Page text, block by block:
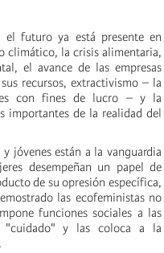
el futuro ya está presente en
climático, la crisis alimentaria,
el avance de las empresas
recursos, extractivismo – la
con fines de lucro – y la
importantes de la realidad del
jóvenes están a la vanguardia
desempeñan un papel de
de su opresión específica,
las ecofeministas no
funciones sociales a las
"cuidado" y las coloca a la